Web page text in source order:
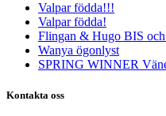
Valpar födda!!!
Valpar födda!
Flingan & Hugo BIS
Wanya ögonlyst
SPRING WINNER
Kontakta oss